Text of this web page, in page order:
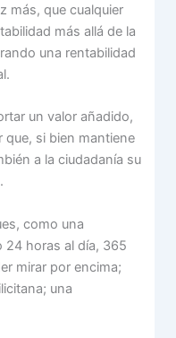
más, que cualquier
más allá de la
una rentabilidad
un valor añadido,
si bien mantiene
a la ciudadanía su
como una
24 horas al día, 365
mirar por encima;
una